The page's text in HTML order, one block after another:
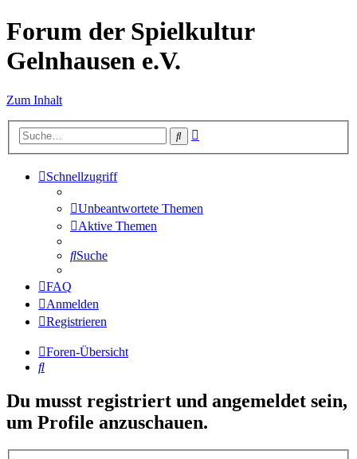
Forum der Spielkultur
Gelnhausen e.V.
Zum Inhalt
Suche
Schnellzugriff
Unbeantwortete Themen
Aktive Themen
Suche
FAQ
Anmelden
Registrieren
Foren-Übersicht
Suche
Du musst registriert und angemeldet sein,
um Profile anzuschauen.